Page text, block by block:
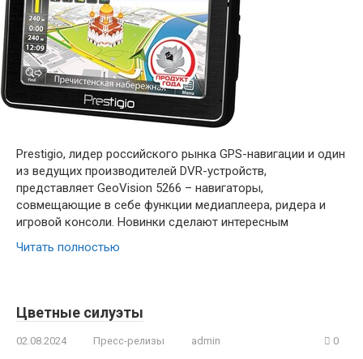
Prestigio, лидер российского рынка GPS-навигации и один
из ведущих производителей DVR-устройств,
представляет GeoVision 5266 – навигаторы,
совмещающие в себе функции медиаплеера, ридера и
игровой консоли. Новинки сделают интересным
Читать полностью
Цветные силуэты
02.08.2024 Пресс-релизы admin 0